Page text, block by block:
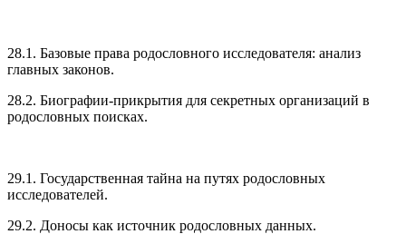
28.1. Базовые права родословного исследователя: анализ
главных законов.
28.2. Биографии-прикрытия для секретных организаций в
родословных поисках.
29.1. Государственная тайна на путях родословных
исследователей.
29.2. Доносы как источник родословных данных.